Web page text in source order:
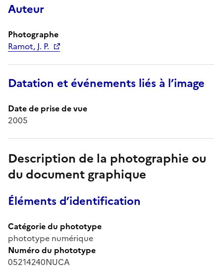
Auteur
Photographe
Ramot, J. P.
Datation et événements liés à l’image
Date de prise de vue
2005
Description de la photographie ou
du document graphique
Éléments d’identification
Catégorie du phototype
phototype numérique
Numéro du phototype
05214240NUCA